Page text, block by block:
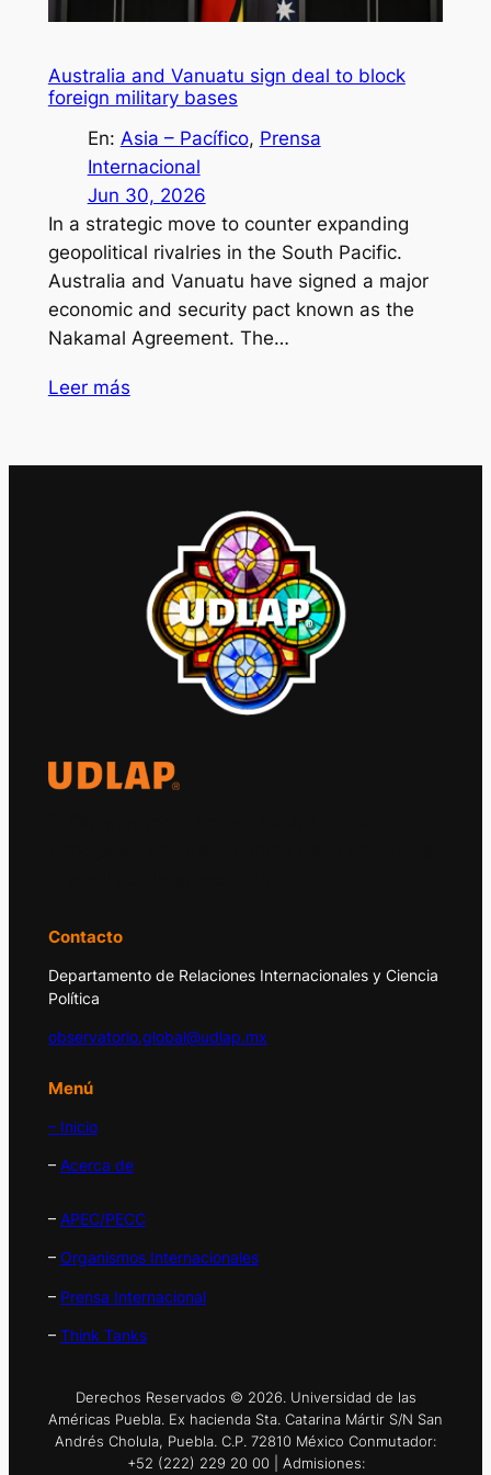
Australia and Vanuatu sign deal to block
foreign military bases
En: Asia – Pacífico, Prensa
Internacional
Jun 30, 2026
In a strategic move to counter expanding
geopolitical rivalries in the South Pacific.
Australia and Vanuatu have signed a major
economic and security pact known as the
Nakamal Agreement. The…
Leer más
Contacto
Departamento de Relaciones Internacionales y Ciencia
Política
observatorio.global@udlap.mx
Menú
– Inicio
– Acerca de
– APEC/PECC
– Organismos Internacionales
– Prensa Internacional
– Think Tanks
Derechos Reservados © 2026. Universidad de las
Américas Puebla. Ex hacienda Sta. Catarina Mártir S/N San
Andrés Cholula, Puebla. C.P. 72810 México Conmutador:
+52 (222) 229 20 00 | Admisiones: